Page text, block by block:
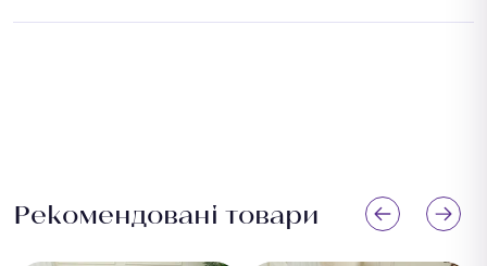
Рекомендовані товари